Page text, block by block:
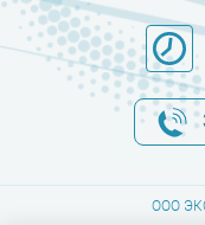
ООО